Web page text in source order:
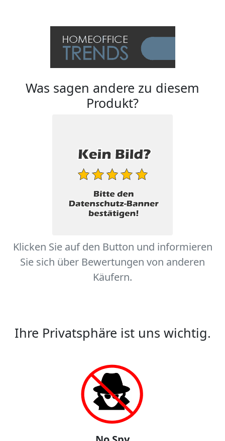
Was sagen andere zu diesem
Produkt?
Klicken Sie auf den Button und informieren
Sie sich über Bewertungen von anderen
Käufern.
Ihre Privatsphäre ist uns wichtig.